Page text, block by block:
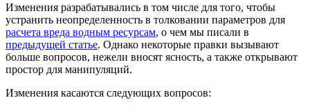
Изменения разрабатывались в том числе для того, чтобы
устранить неопределенность в толковании параметров для
расчета вреда водным ресурсам, о чем мы писали в
предыдущей статье. Однако некоторые правки вызывают
больше вопросов, нежели вносят ясность, а также открывают
простор для манипуляций.
Изменения касаются следующих вопросов: